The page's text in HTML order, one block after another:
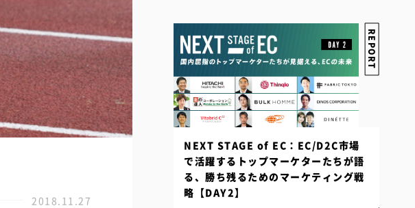
2018.11.27
REPORT
NEXT STAGE of EC：EC/D2C市場
で活躍するトップマーケターたちが語
る、勝ち残るためのマーケティング戦
略【DAY2】